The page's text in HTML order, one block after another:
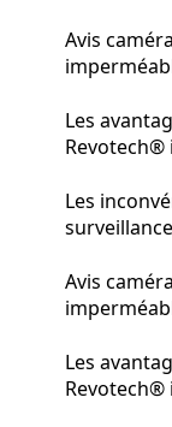
Avis
Les
Revotech®
Les
Avis
Les
Revotech®